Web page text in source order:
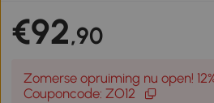
€92,90
Zomerse opruiming nu open!
Couponcode: ZO12